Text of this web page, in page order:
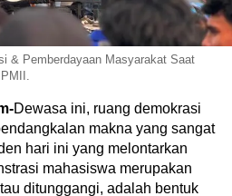
& Pemberdayaan Masyarakat Saat
Dewasa ini, ruang demokrasi
makna yang sangat
hari ini yang melontarkan
mahasiswa merupakan
ditunggangi, adalah bentuk